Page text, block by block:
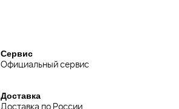
Сервис
Официальный сервис
Доставка